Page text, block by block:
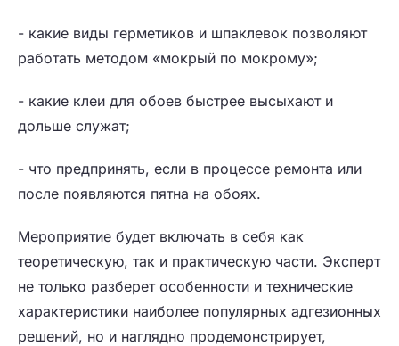
- какие виды герметиков и шпаклевок позволяют
работать методом «мокрый по мокрому»;
- какие клеи для обоев быстрее высыхают и
дольше служат;
- что предпринять, если в процессе ремонта или
после появляются пятна на обоях.
Мероприятие будет включать в себя как
теоретическую, так и практическую части. Эксперт
не только разберет особенности и технические
характеристики наиболее популярных адгезионных
решений, но и наглядно продемонстрирует,